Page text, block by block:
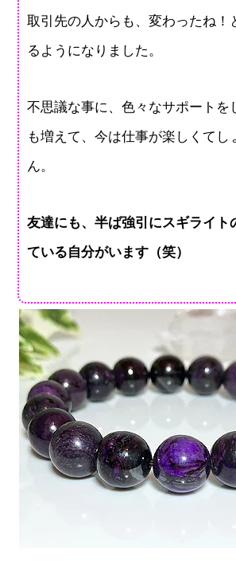
取引先の人からも、変わったね！
るようになりました。
不思議な事に、色々なサポートを
も増えて、今は仕事が楽しくてし
ん。
友達にも、半ば強引にスギライト
ている自分がいます（笑）